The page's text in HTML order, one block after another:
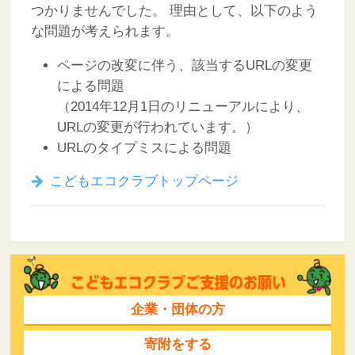
つかりませんでした。
理由として、以下のよう
な問題が考えられます。
ページの改変に伴う、該当するURLの変更
による問題
（2014年12月1日のリニューアルにより、
URLの変更が行われています。）
URLのタイプミスによる問題
こどもエコクラブトップページ
企業・団体の方
寄附をする